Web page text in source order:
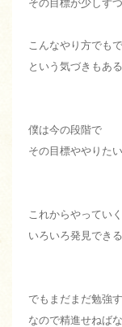
その目標が少しず
こんなやり方でも
という気づきもあ
僕は今の段階で
その目標ややりた
これからやってい
いろいろ発見でき
でもまだまだ勉強
なので精進せねば